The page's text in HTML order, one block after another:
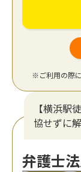
※ご利用の際
【横浜駅
協せずに
弁護士